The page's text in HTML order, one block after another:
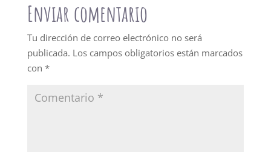
Enviar comentario
Tu dirección de correo electrónico no será
publicada. Los campos obligatorios están marcados
con *